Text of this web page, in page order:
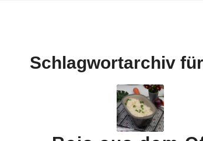
Schlagwortarchiv